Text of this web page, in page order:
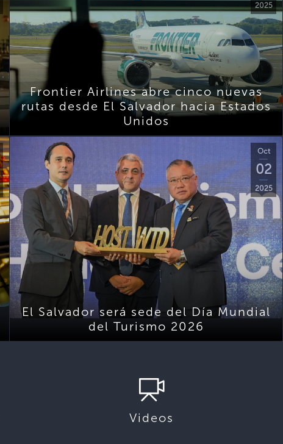
2025
Frontier Airlines abre cinco nuevas
rutas desde El Salvador hacia Estados
Unidos
Oct
02
2025
El Salvador será sede del Día Mundial
del Turismo 2026
Videos